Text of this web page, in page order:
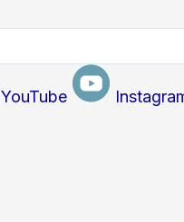
YouTube